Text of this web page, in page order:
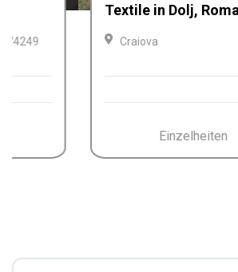
Textile in Dolj, Romania
Einzelheiten